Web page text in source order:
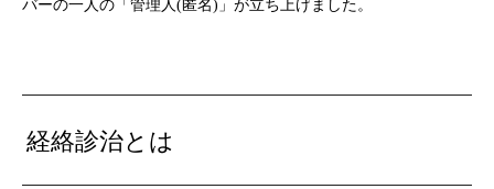
バーの一人の「管理人(匿名)」が立ち上げました。
経絡診治とは